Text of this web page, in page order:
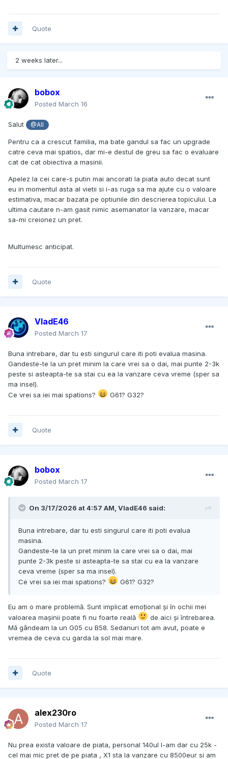
Quote
2 weeks later...
bobox
Posted March 16
Salut @All
Pentru ca a crescut familia, ma bate gandul sa fac un upgrade
catre ceva mai spatios, dar mi-e destul de greu sa fac o evaluare
cat de cat obiectiva a masinii.
Apelez la cei care-s putin mai ancorati la piata auto decat sunt
eu in momentul asta al vietii si i-as ruga sa ma ajute cu o valoare
estimativa, macar bazata pe optiunile din descrierea topicului. La
ultima cautare n-am gasit nimic asemanator la vanzare, macar
sa-mi creionez un pret.
Multumesc anticipat.
Quote
VladE46
Posted March 17
Buna intrebare, dar tu esti singurul care iti poti evalua masina.
Gandeste-te la un pret minim la care vrei sa o dai, mai punte 2-3k
peste si asteapta-te sa stai cu ea la vanzare ceva vreme (sper sa
ma insel).
Ce vrei sa iei mai spations?
G61? G32?
Quote
bobox
Posted March 17
On 3/17/2026 at 4:57 AM, VladE46 said:
Buna intrebare, dar tu esti singurul care iti poti evalua
masina.
Gandeste-te la un pret minim la care vrei sa o dai, mai
punte 2-3k peste si asteapta-te sa stai cu ea la vanzare
ceva vreme (sper sa ma insel).
Ce vrei sa iei mai spations?
G61? G32?
Eu am o mare problemă. Sunt implicat emoțional și în ochii mei
valoarea mașinii poate fi nu foarte reală
de aici și întrebarea.
Mă gândeam la un G05 cu B58. Sedanuri tot am avut, poate e
vremea de ceva cu garda la sol mai mare.
Quote
alex230ro
Posted March 17
Nu prea exista valoare de piata, personal 140ul l-am dar cu 25k -
cel mai mic pret de pe piata , X1 sta la vanzare cu 8500eur si am